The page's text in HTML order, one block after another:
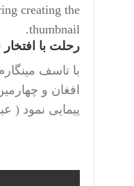
creating the
thumbnail.
رحلت با
با تاسف
افغان و
پیمایی نمود (